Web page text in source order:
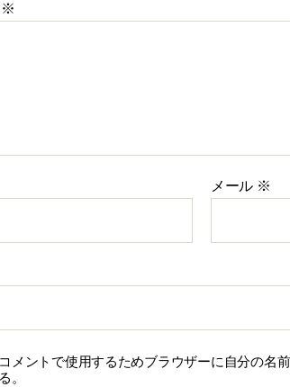
※
メール ※
メントで使用するためブラウザーに自分の名
。